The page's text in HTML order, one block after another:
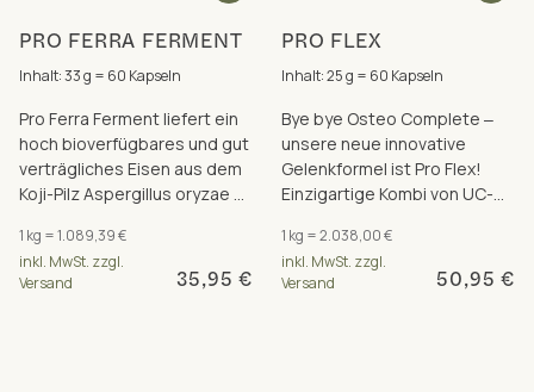
PRO FERRA FERMENT
Inhalt: 33 g = 60 Kapseln
Pro Ferra Ferment liefert ein
hoch bioverfügbares und gut
verträgliches Eisen aus dem
Koji-Pilz Aspergillus oryzae ‒
Vitamine.
1 kg = 1.089,39 €
inkl. MwSt. zzgl.
Versand
35,95 €
PRO FLEX
Inhalt: 25 g = 60 Kapseln
Bye bye Osteo Complete ‒
unsere neue innovative
Gelenkformel ist Pro Flex!
Einzigartige Kombi von UC-
Gelenknährstoffen & Bor.
1 kg = 2.038,00 €
inkl. MwSt. zzgl.
Versand
50,95 €